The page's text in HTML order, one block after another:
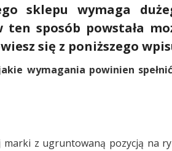
sklepu wymaga
sposób powstała
się z poniższego
wymagania powinien
z ugruntowaną pozycją na